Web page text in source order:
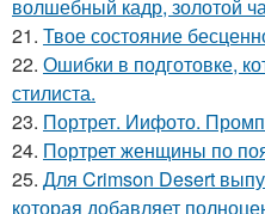
волшебный кадр, золотой
21. Твое состояние
22. Ошибки в подготовке,
стилиста.
23. Портрет. Иифото.
24. Портрет женщины по
25. Для Crimson Desert
которая добавляет